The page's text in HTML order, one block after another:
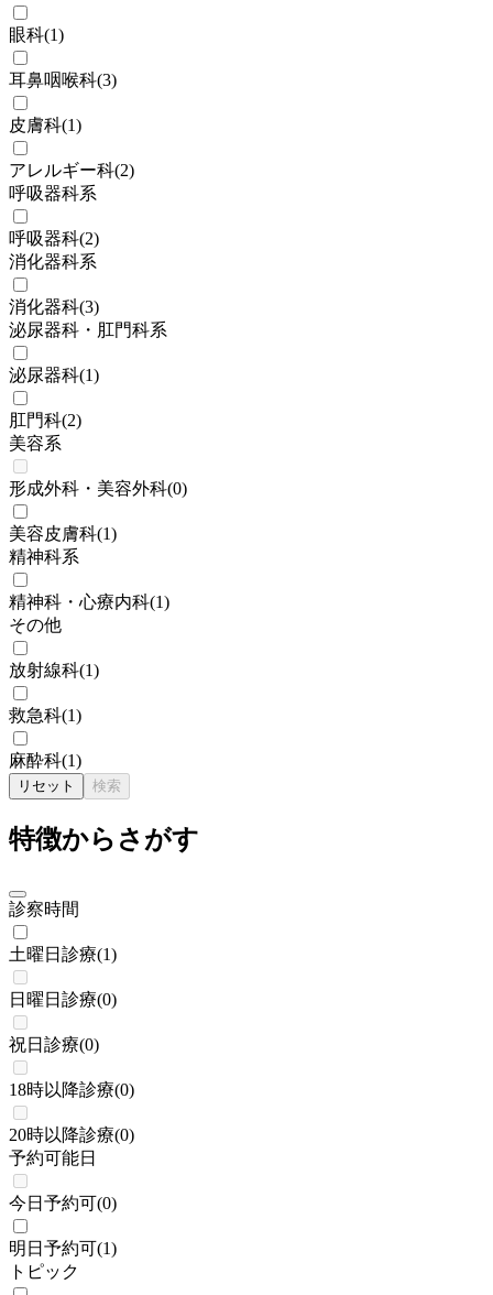
眼科(1)
耳鼻咽喉科(3)
皮膚科(1)
アレルギー科(2)
呼吸器科系
呼吸器科(2)
消化器科系
消化器科(3)
泌尿器科・肛門科系
泌尿器科(1)
肛門科(2)
美容系
形成外科・美容外科(0)
美容皮膚科(1)
精神科系
精神科・心療内科(1)
その他
放射線科(1)
救急科(1)
麻酔科(1)
リセット 検索
特徴からさがす
診察時間
土曜日診療(1)
日曜日診療(0)
祝日診療(0)
18時以降診療(0)
20時以降診療(0)
予約可能日
今日予約可(0)
明日予約可(1)
トピック